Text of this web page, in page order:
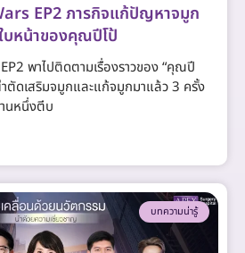
EP2 ภารกิจแก้ปัญหาจมูก
บหน้าของคุณปีโป้
พาไปติดตามเรื่องราวของ “คุณปี
ตัดเสริมจมูกและแก้จมูกมาแล้ว 3 ครั้ง
นหนึ่งตีบ
บทความน่ารู้